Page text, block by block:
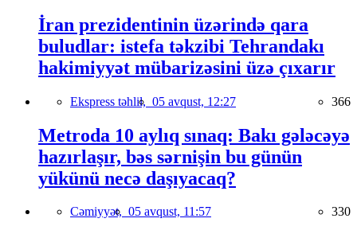
İran prezidentinin üzərində qara
buludlar: istefa təkzibi Tehrandakı
hakimiyyət mübarizəsini üzə çıxarır
Ekspress təhlil, 05 avqust, 12:27 366
Metroda 10 aylıq sınaq: Bakı gələcəyə
hazırlaşır, bəs sərnişin bu günün
yükünü necə daşıyacaq?
Cəmiyyət, 05 avqust, 11:57 330